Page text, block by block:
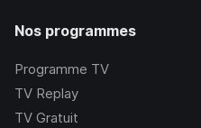
Nos programmes
Programme TV
TV Replay
TV Gratuit